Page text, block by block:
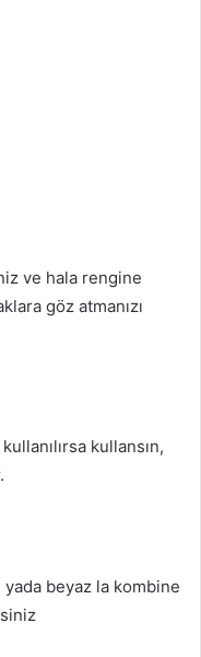
ve hala rengine
göz atmanızı
kullansın,
beyaz la kombine